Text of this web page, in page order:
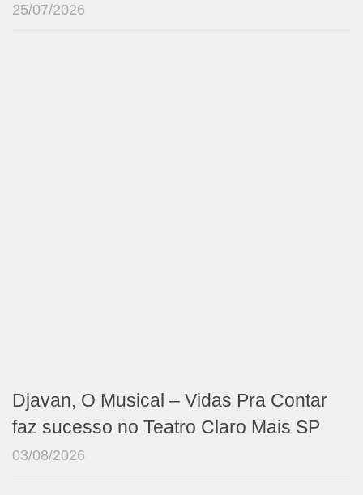
25/07/2026
Djavan, O Musical – Vidas Pra Contar
faz sucesso no Teatro Claro Mais SP
03/08/2026